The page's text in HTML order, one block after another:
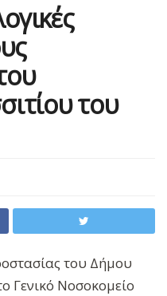
του
του Δήμου
Γενικό Νοσοκομείο